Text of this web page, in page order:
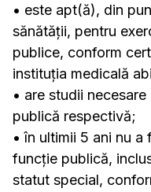
• este apt(ă), din
sănătăţii, pentru
publice, conform
instituţia medicală
• are studii
publică respectivă;
• în ultimii 5 ani nu
funcţie publică,
statut special,